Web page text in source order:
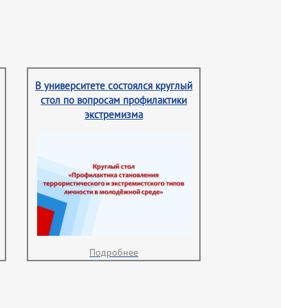
В университете состоялся круглый
стол по вопросам профилактики
экстремизма
Подробнее